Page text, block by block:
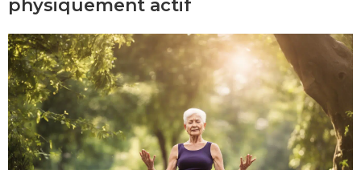
physiquement actif